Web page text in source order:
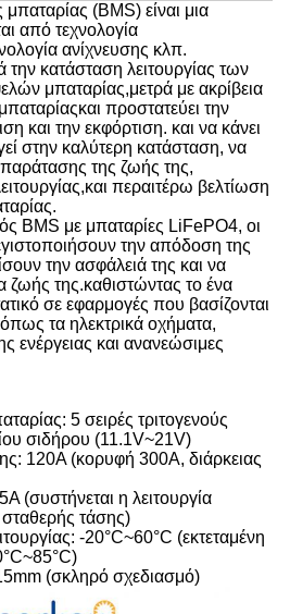
(BMS) είναι μια
από τεχνολογία
ανίχνευσης κλπ.
την κατάσταση λειτουργίας των
μπαταρίας,μετρά με ακρίβεια
προστατεύει την
και την εκφόρτιση. και να κάνει
στην καλύτερη κατάσταση, να
της ζωής της,
περαιτέρω βελτίωση
BMS με μπαταρίες LiFePO4, οι
την απόδοση της
την ασφάλειά της και να
ζωής της.καθιστώντας το ένα
σε εφαρμογές που βασίζονται
τα ηλεκτρικά οχήματα,
ενέργειας και ανανεώσιμες
5 σειρές τριτογενούς
σιδήρου (11.1V~21V)
120A (κορυφή 300A, διάρκειας
(συστήνεται η λειτουργία
τάσης)
-20°C~60°C (εκτεταμένη
(σκληρό σχεδιασμό)